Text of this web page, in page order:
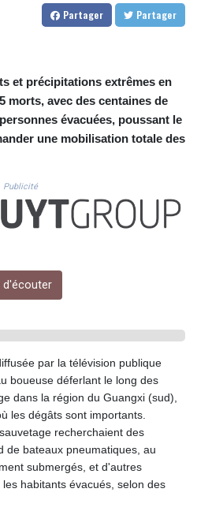
CUC 1.156136
CUP 30.637594
DKK 7.477932
DOP 67.289164
DZD 152.967099
EGP 57.293288
FJD 2.553384
FKP 0.8566
GBP 0.858527
GHS 13.526832
GIP 0.8566
GNF 10123.874202
GYD 241.157003
HKD 9.067746
HNL 30.895616
HRK 7.536622
HTG 150.718127
HUF 363.096405
IDR 20580.370421
ILS 3.468234
Partager Partager
et précipitations extrêmes en
morts, avec des centaines de
évacuées, poussant le
une mobilisation totale des
Publicité
d'écouter
par la télévision publique
boueuse déferlant le long des
dans la région du Guangxi (sud),
les dégâts sont importants.
recherchaient des
de bateaux pneumatiques, au
submergés, et d'autres
habitants évacués, selon des